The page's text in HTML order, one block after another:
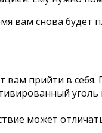
вам снова будет
вам прийти в себя.
может